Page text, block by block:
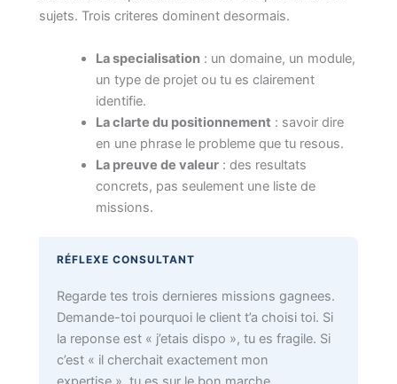
sujets. Trois criteres dominent desormais.
La specialisation: un domaine, un module,
un type de projet ou tu es clairement
identifie.
La clarte du positionnement : savoir dire
en une phrase le probleme que tu resous.
La preuve de valeur: des resultats
concrets, pas seulement une liste de
missions.
RÉFLEXE CONSULTANT
Regarde tes trois dernieres missions gagnees.
Demande-toi pourquoi le client t’a choisi toi. Si
la reponse est « j’etais dispo », tu es fragile. Si
c’est « il cherchait exactement mon